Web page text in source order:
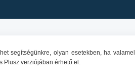
segítségünkre, olyan esetekben, ha
Plusz verziójában érhető el.